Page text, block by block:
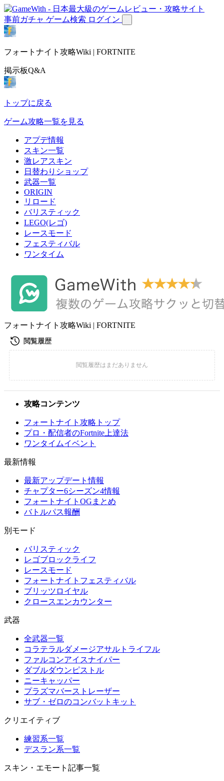
事前ガチャ ゲーム検索 ログイン
フォートナイト攻略Wiki | FORTNITE
掲示板Q&A
トップに戻る
ゲーム攻略一覧を見る
アプデ情報
スキン一覧
激レアスキン
日替わりショップ
武器一覧
ORIGIN
リロード
バリスティック
LEGO(レゴ)
レースモード
フェスティバル
ワンタイム
フォートナイト攻略Wiki | FORTNITE
攻略コンテンツ
フォートナイト攻略トップ
プロ・配信者のFortnite上達法
ワンタイムイベント
最新情報
最新アップデート情報
チャプター6シーズン4情報
フォートナイトOGまとめ
バトルパス報酬
別モード
バリスティック
レゴブロックライフ
レースモード
フォートナイトフェスティバル
ブリッツロイヤル
クロースエンカウンター
武器
全武器一覧
コラテラルダメージアサルトライフル
ファルコンアイスナイパー
ダブルダウンピストル
ニーキャッパー
プラズマバーストレーザー
サブ・ゼロのコンバットキット
クリエイティブ
練習系一覧
デスラン系一覧
スキン・エモート記事一覧